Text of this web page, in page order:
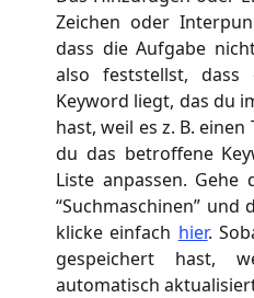
Zeichen oder
dass die Aufgabe
also feststellst, dass
Keyword liegt, das du
hast, weil es z. B.
du das betroffene
Liste anpassen.
“Suchmaschinen” und
klicke einfach hier.
gespeichert hast,
automatisch